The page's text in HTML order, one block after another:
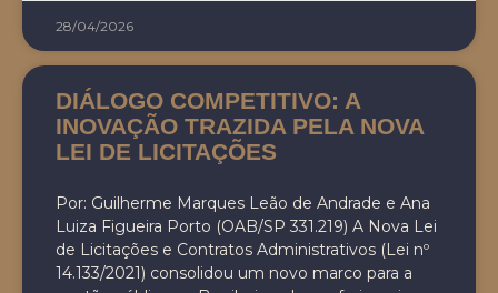
28/04/2026
DIÁLOGO COMPETITIVO: A
INOVAÇÃO TRAZIDA PELA NOVA
LEI DE LICITAÇÕES
Por: Guilherme Marques Leão de Andrade e Ana
Luiza Figueira Porto (OAB/SP 331.219) A Nova Lei
de Licitações e Contratos Administrativos (Lei nº
14.133/2021) consolidou um novo marco para a